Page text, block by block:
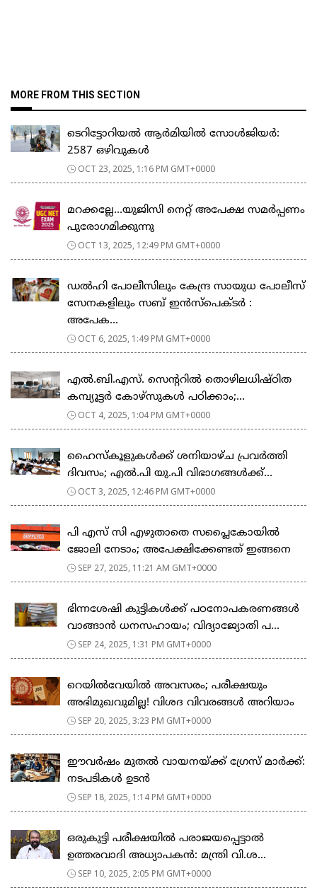
MORE FROM THIS SECTION
ടെറിട്ടോറിയൽ ആർമിയിൽ സോൾജിയർ:
2587 ഒഴിവുകൾ
OCT 23, 2025, 1:16 PM GMT+0000
മറക്കല്ലേ…യുജിസി നെറ്റ് അപേക്ഷ സമർപ്പണം
പുരോഗമിക്കുന്നു
OCT 13, 2025, 12:49 PM GMT+0000
ഡൽഹി പോലീസിലും കേന്ദ്ര സായുധ പോലീസ്
സേനകളിലും സബ് ഇൻസ്പെക്ടർ :
അപേക...
OCT 6, 2025, 1:49 PM GMT+0000
എല്‍.ബി.എസ്. സെന്ററില്‍ തൊഴിലധിഷ്ഠിത
കമ്പ്യൂട്ടർ കോഴ്സുകൾ പഠിക്കാം;...
OCT 4, 2025, 1:04 PM GMT+0000
ഹൈസ്കൂളുകൾക്ക് ശനിയാഴ്ച പ്രവർത്തി
ദിവസം; എൽ.പി യു.പി വിഭാ​ഗങ്ങൾക്ക്...
OCT 3, 2025, 12:46 PM GMT+0000
പി എസ് സി എഴുതാതെ സപ്ലൈകോയിൽ
ജോലി നേടാം; അപേക്ഷിക്കേണ്ടത് ഇങ്ങനെ
SEP 27, 2025, 11:21 AM GMT+0000
ഭിന്നശേഷി കുട്ടികൾക്ക് പഠനോപകരണങ്ങൾ
വാങ്ങാൻ ധനസഹായം; വിദ്യാജ്യോതി പ...
SEP 24, 2025, 1:31 PM GMT+0000
റെയിൽവേയിൽ അവസരം; പരീക്ഷയും
അഭിമുഖവുമില്ല! വിശദ വിവരങ്ങൾ അറിയാം
SEP 20, 2025, 3:23 PM GMT+0000
ഈവർഷം മുതൽ വായനയ്ക്ക് ഗ്രേസ് മാർക്ക്:
നടപടികൾ ഉടൻ
SEP 18, 2025, 1:14 PM GMT+0000
ഒരുകുട്ടി പരീക്ഷയിൽ പരാജയപ്പെട്ടാൽ
ഉത്തരവാദി അധ്യാപകൻ: മന്ത്രി വി.ശ...
SEP 10, 2025, 2:05 PM GMT+0000